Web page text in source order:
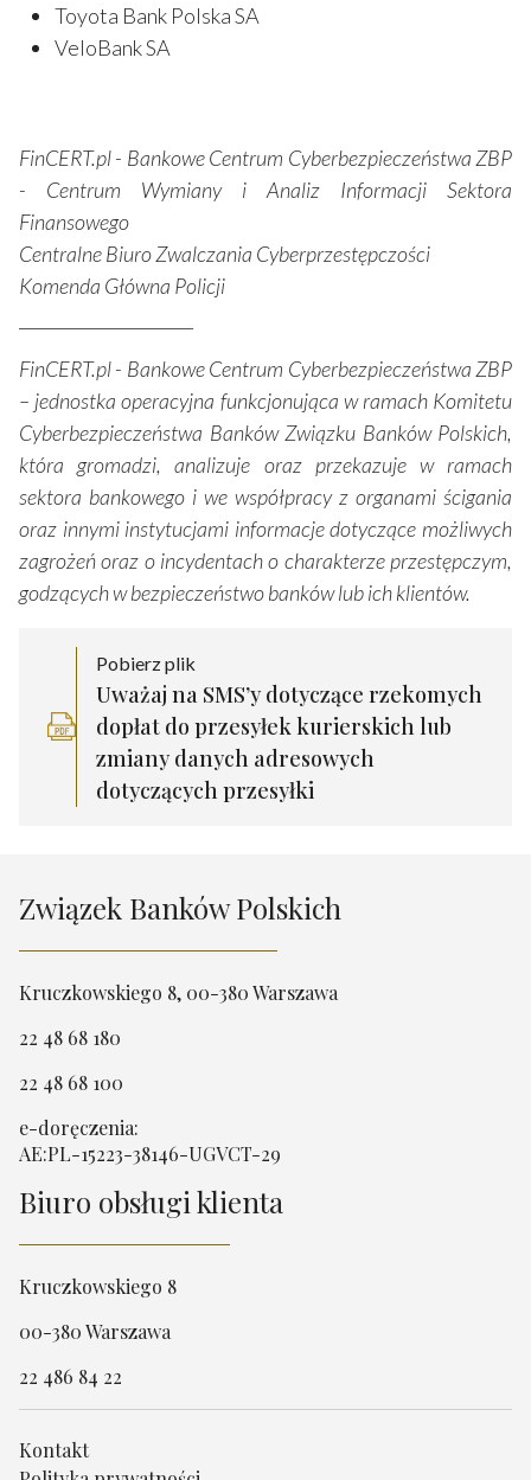
Toyota Bank Polska SA
VeloBank SA
FinCERT.pl - Bankowe Centrum Cyberbezpieczeństwa ZBP
- Centrum Wymiany i Analiz Informacji Sektora
Finansowego
Centralne Biuro Zwalczania Cyberprzestępczości
Komenda Główna Policji
FinCERT.pl - Bankowe Centrum Cyberbezpieczeństwa ZBP
– jednostka operacyjna funkcjonująca w ramach Komitetu
Cyberbezpieczeństwa Banków Związku Banków Polskich,
która gromadzi, analizuje oraz przekazuje w ramach
sektora bankowego i we współpracy z organami ścigania
oraz innymi instytucjami informacje dotyczące możliwych
zagrożeń oraz o incydentach o charakterze przestępczym,
godzących w bezpieczeństwo banków lub ich klientów.
Pobierz plik
Uważaj na SMS’y dotyczące rzekomych
dopłat do przesyłek kurierskich lub
zmiany danych adresowych
dotyczących przesyłki
Związek Banków Polskich
Kruczkowskiego 8, 00-380 Warszawa
22 48 68 180
22 48 68 100
e-doręczenia:
AE:PL-15223-38146-UGVCT-29
Biuro obsługi klienta
Kruczkowskiego 8
00-380 Warszawa
22 486 84 22
Kontakt